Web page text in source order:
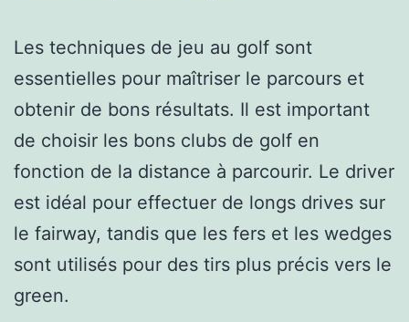
Les techniques de jeu au golf sont
essentielles pour maîtriser le parcours et
obtenir de bons résultats. Il est important
de choisir les bons clubs de golf en
fonction de la distance à parcourir. Le driver
est idéal pour effectuer de longs drives sur
le fairway, tandis que les fers et les wedges
sont utilisés pour des tirs plus précis vers le
green.